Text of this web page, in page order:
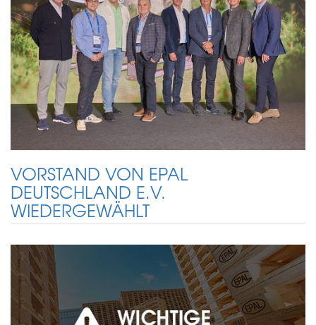
VORSTAND VON EPAL
DEUTSCHLAND E.V.
WIEDERGEWÄHLT